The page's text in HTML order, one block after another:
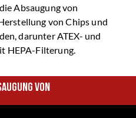
Absaugung von
von Chips und
darunter ATEX- und
HEPA-Filterung.
von